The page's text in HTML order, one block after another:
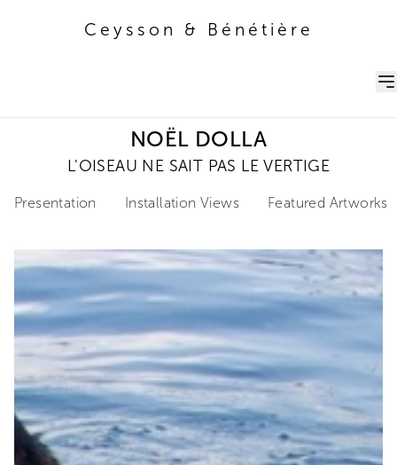
Ceysson & Bénétière
NOËL DOLLA
L'OISEAU NE SAIT PAS LE VERTIGE
Presentation Installation Views Featured Artworks